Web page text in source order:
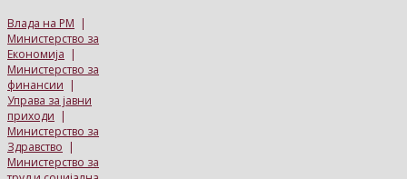
Влада на РМ |
Министерство за
Економија |
Министерство за
финансии |
Управа за јавни
приходи |
Министерство за
Здравство |
Министерство за